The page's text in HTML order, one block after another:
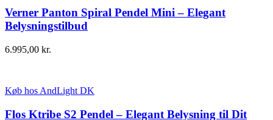
Verner Panton Spiral Pendel Mini – Elegant
Belysningstilbud
6.995,00 kr.
Køb hos AndLight DK
Flos Ktribe S2 Pendel – Elegant Belysning til Dit